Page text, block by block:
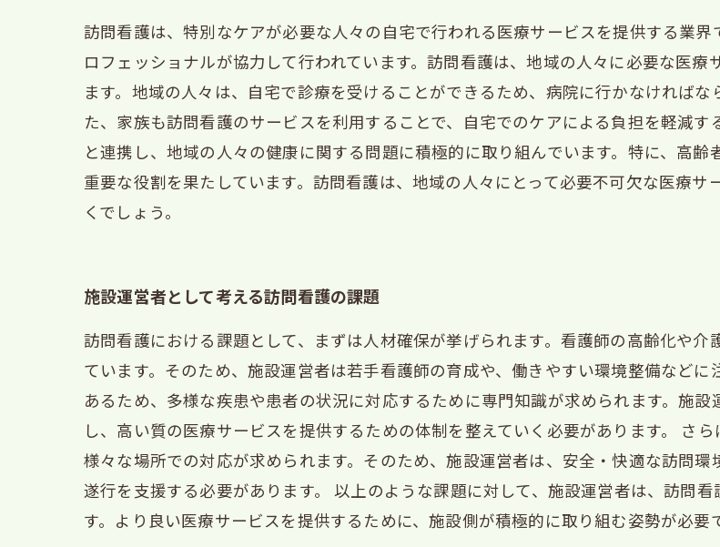
訪問看護は、特別なケアが必要な人々の自宅で行われる医療サービスを提供する業
ロフェッショナルが協力して行われています。訪問看護は、地域の人々に必要な医
ます。地域の人々は、自宅で診療を受けることができるため、病院に行かなければ
た、家族も訪問看護のサービスを利用することで、自宅でのケアによる負担を軽減
と連携し、地域の人々の健康に関する問題に積極的に取り組んでいます。特に、高
重要な役割を果たしています。訪問看護は、地域の人々にとって必要不可欠な医療
くでしょう。
施設運営者として考える訪問看護の課題
訪問看護における課題として、まずは人材確保が挙げられます。看護師の高齢化や
ています。そのため、施設運営者は若手看護師の育成や、働きやすい環境整備など
あるため、多様な疾患や患者の状況に対応するために専門知識が求められます。施
し、高い質の医療サービスを提供するための体制を整えていく必要があります。 さ
様々な場所での対応が求められます。そのため、施設運営者は、安全・快適な訪問
遂行を支援する必要があります。 以上のような課題に対して、施設運営者は、訪問
す。より良い医療サービスを提供するために、施設側が積極的に取り組む姿勢が必要で